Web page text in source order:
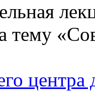
центра